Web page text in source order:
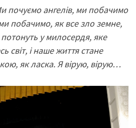
почуємо ангелів, ми побачимо
побачимо, як все зло земне,
у милосердя, яке
світ, і наше життя стане
як ласка. Я вірую, вірую…